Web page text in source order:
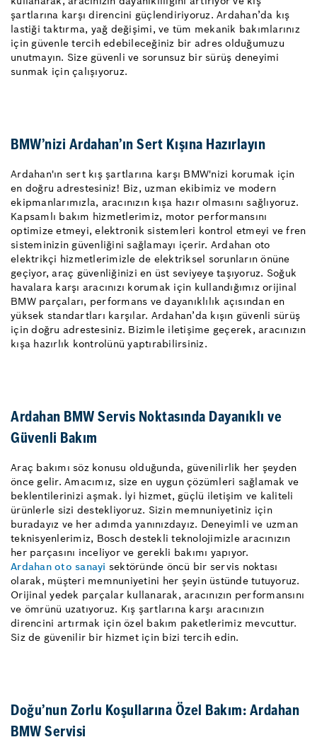
şartlarına karşı direncini güçlendiriyoruz. Ardahan’da kış
lastiği taktırma, yağ değişimi, ve tüm mekanik bakımlarınız
için güvenle tercih edebileceğiniz bir adres olduğumuzu
unutmayın. Size güvenli ve sorunsuz bir sürüş deneyimi
sunmak için çalışıyoruz.
BMW’nizi Ardahan’ın Sert Kışına Hazırlayın
Ardahan'ın sert kış şartlarına karşı BMW'nizi korumak için
en doğru adrestesiniz! Biz, uzman ekibimiz ve modern
ekipmanlarımızla, aracınızın kışa hazır olmasını sağlıyoruz.
Kapsamlı bakım hizmetlerimiz, motor performansını
optimize etmeyi, elektronik sistemleri kontrol etmeyi ve fren
sisteminizin güvenliğini sağlamayı içerir. Ardahan oto
elektrikçi hizmetlerimizle de elektriksel sorunların önüne
geçiyor, araç güvenliğinizi en üst seviyeye taşıyoruz. Soğuk
havalara karşı aracınızı korumak için kullandığımız orijinal
BMW parçaları, performans ve dayanıklılık açısından en
yüksek standartları karşılar. Ardahan’da kışın güvenli sürüş
için doğru adrestesiniz. Bizimle iletişime geçerek, aracınızın
kışa hazırlık kontrolünü yaptırabilirsiniz.
Ardahan BMW Servis Noktasında Dayanıklı ve
Güvenli Bakım
Araç bakımı söz konusu olduğunda, güvenilirlik her şeyden
önce gelir. Amacımız, size en uygun çözümleri sağlamak ve
beklentilerinizi aşmak. İyi hizmet, güçlü iletişim ve kaliteli
ürünlerle sizi destekliyoruz. Sizin memnuniyetiniz için
buradayız ve her adımda yanınızdayız. Deneyimli ve uzman
teknisyenlerimiz, Bosch destekli teknolojimizle aracınızın
her parçasını inceliyor ve gerekli bakımı yapıyor.
Ardahan oto sanayi sektöründe öncü bir servis noktası
olarak, müşteri memnuniyetini her şeyin üstünde tutuyoruz.
Orijinal yedek parçalar kullanarak, aracınızın performansını
ve ömrünü uzatıyoruz. Kış şartlarına karşı aracınızın
direncini artırmak için özel bakım paketlerimiz mevcuttur.
Siz de güvenilir bir hizmet için bizi tercih edin.
Doğu’nun Zorlu Koşullarına Özel Bakım: Ardahan
BMW Servisi